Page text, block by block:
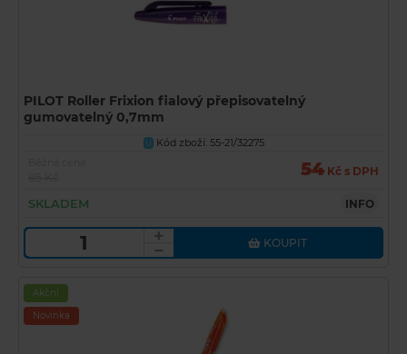
PILOT Roller Frixion fialový přepisovatelný
gumovatelný 0,7mm
U Kód zboží: 55-21/32275
54 Kč s DPH
SKLADEM INFO
KOUPIT
Akční
Novinka